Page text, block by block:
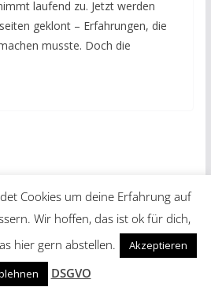
laufend zu. Jetzt werden
geklont – Erfahrungen, die
musste. Doch die
Zeitung
. Alle Rechte vorbehalten.
ThemeGrill. Präsentiert von
WordPress.
Cookies um deine Erfahrung auf
Wir hoffen, das ist ok für dich,
hier gern abstellen.
Akzeptieren
DSGVO